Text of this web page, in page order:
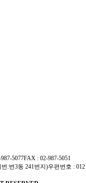
5077FAX : 02-987-5051
:번3동 241번지)우편번호 : 012